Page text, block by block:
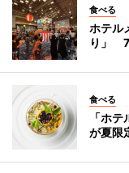
食べる
ホテル
り」
食べる
「ホ
が夏限